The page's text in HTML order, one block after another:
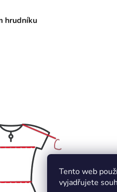
Tento web
vyjadřujete
hrudníku